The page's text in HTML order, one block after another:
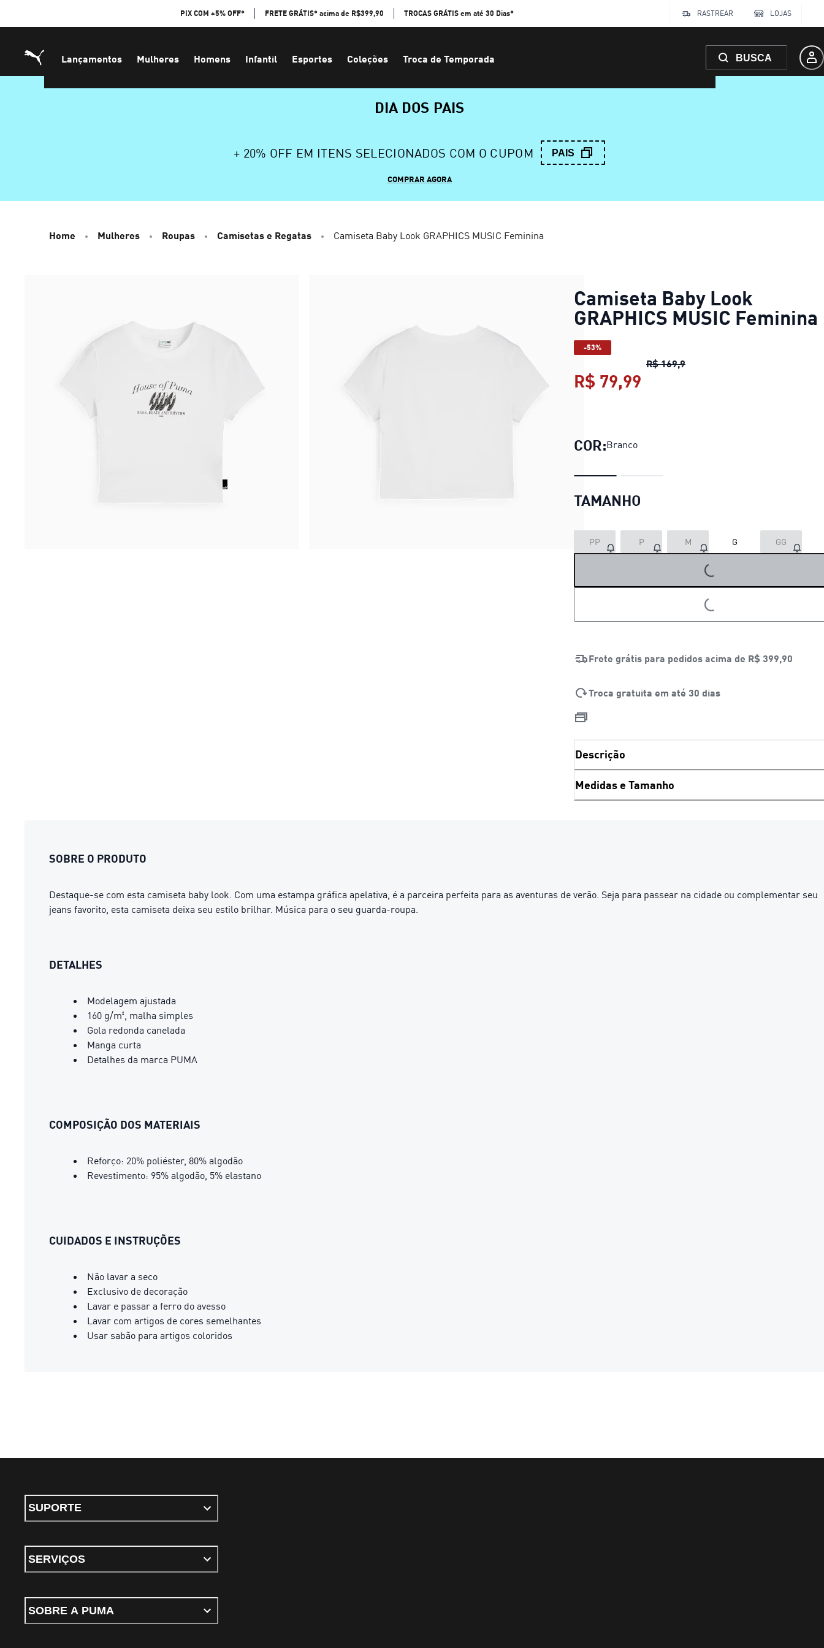
PIX COM +5% OFF* FRETE GRÁTIS* acima de R$399,90 TROCAS GRÁTIS em até 30 Dias* RASTREAR LOJAS
Lançamentos Mulheres Homens Infantil Esportes Coleções Troca de Temporada BUSCA
DIA DOS PAIS
+ 20% OFF EM ITENS SELECIONADOS COM O CUPOM PAIS
COMPRAR AGORA
Home Mulheres Roupas Camisetas e Regatas Camiseta Baby Look GRAPHICS MUSIC Feminina
Camiseta Baby Look
GRAPHICS MUSIC Feminina
-53%
R$ 169,9Camiseta Baby Look
R$ 79,99
COR:Branco
TAMANHO
PP P M G GG
LOADING...
LOADING...
Frete grátis para pedidos acima de R$ 399,90
Troca gratuita em até 30 dias
Descrição
Medidas e Tamanho
SOBRE O PRODUTO
Destaque-se com esta camiseta baby look. Com uma estampa gráfica apelativa, é a parceira perfeita para as aventuras de verão. Seja para passear na cidade ou complementar seu
jeans favorito, esta camiseta deixa seu estilo brilhar. Música para o seu guarda-roupa.
DETALHES
Modelagem ajustada
160 g/m², malha simples
Gola redonda canelada
Manga curta
Detalhes da marca PUMA
COMPOSIÇÃO DOS MATERIAIS
Reforço: 20% poliéster, 80% algodão
Revestimento: 95% algodão, 5% elastano
CUIDADOS E INSTRUÇÕES
Não lavar a seco
Exclusivo de decoração
Lavar e passar a ferro do avesso
Lavar com artigos de cores semelhantes
Usar sabão para artigos coloridos
SUPORTE
SERVIÇOS
SOBRE A PUMA